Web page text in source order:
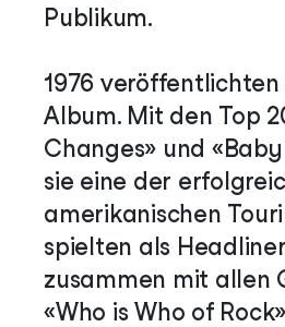
Publikum.
1976 veröffentlichten
Album. Mit den Top
Changes» und
sie eine der
amerikanischen
spielten als
zusammen mit allen
«Who is Who of